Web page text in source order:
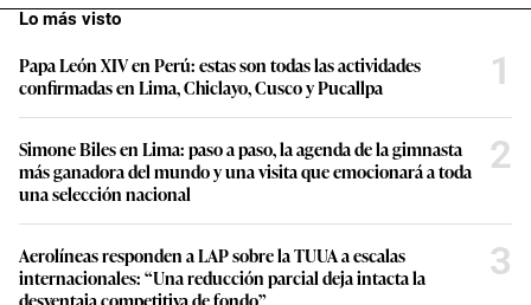
Lo más visto
Papa León XIV en Perú: estas son todas las actividades
confirmadas en Lima, Chiclayo, Cusco y Pucallpa
1
Simone Biles en Lima: paso a paso, la agenda de la gimnasta
más ganadora del mundo y una visita que emocionará a toda
una selección nacional
2
Aerolíneas responden a LAP sobre la TUUA a escalas
internacionales: “Una reducción parcial deja intacta la
desventaja competitiva de fondo”
3